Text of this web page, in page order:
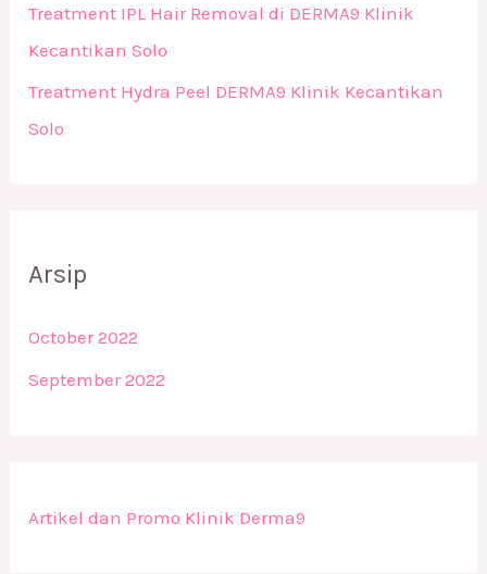
Treatment IPL Hair Removal di DERMA9 Klinik
Kecantikan Solo
Treatment Hydra Peel DERMA9 Klinik Kecantikan
Solo
Arsip
October 2022
September 2022
Artikel dan Promo Klinik Derma9